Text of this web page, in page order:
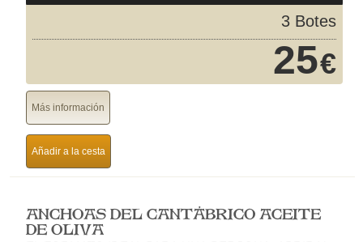
3 Botes
25€
Más información
Añadir a la cesta
ANCHOAS DEL CANTÁBRICO ACEITE
DE OLIVA